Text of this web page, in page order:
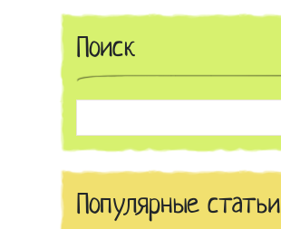
Поиск
Популярные статьи